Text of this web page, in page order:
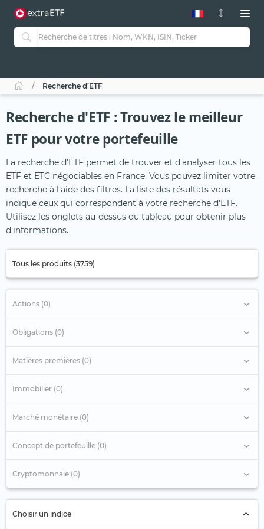
Recherche d’ETF
Recherche d'ETF : Trouvez le meilleur
ETF pour votre portefeuille
La recherche d'ETF permet de trouver et d'analyser tous les
ETF et ETC négociables en France. Vous pouvez limiter votre
recherche à l'aide des filtres. La liste des résultats vous
indique ceux qui correspondent à votre recherche d'ETF.
Utilisez les onglets au-dessus du tableau pour obtenir plus
d'informations.
Tous les produits (3759)
Actions (0)
Obligations (0)
Matières premières (0)
Immobilier (0)
Marché monétaire (0)
Concept de portefeuille (0)
Cryptomonnaie (0)
Choisir un indice